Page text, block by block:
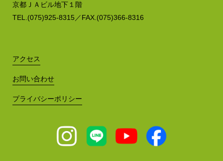
京都ＪＡビル地下１階
TEL.(075)925-8315／FAX.(075)366-8316
アクセス
お問い合わせ
プライバシーポリシー